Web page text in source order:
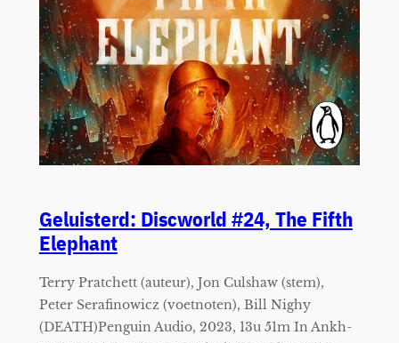
Geluisterd: Discworld #24, The Fifth
Elephant
Terry Pratchett (auteur), Jon Culshaw (stem),
Peter Serafinowicz (voetnoten), Bill Nighy
(DEATH)Penguin Audio, 2023, 13u 51m In Ankh-